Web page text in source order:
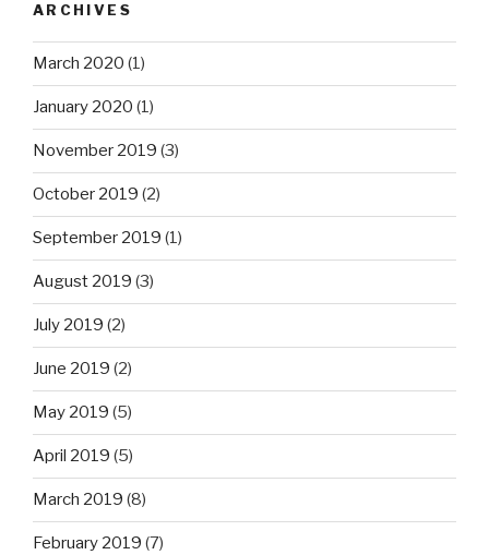
ARCHIVES
March 2020 (1)
January 2020 (1)
November 2019 (3)
October 2019 (2)
September 2019 (1)
August 2019 (3)
July 2019 (2)
June 2019 (2)
May 2019 (5)
April 2019 (5)
March 2019 (8)
February 2019 (7)